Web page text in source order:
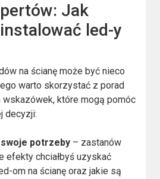
Jak
led-y
na ścianę może być nieco
warto skorzystać z porad
wskazówek, które mogą pomóc
decyzji:
potrzeby – zastanów
efekty chciałbyś uzyskać
om na ścianę oraz jakie są